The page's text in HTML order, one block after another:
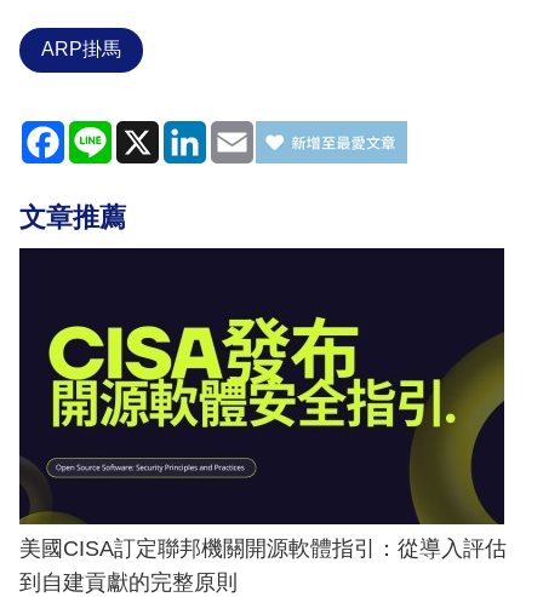
ARP掛馬
Facebook
Line X LinkedIn
Email
文章推薦
美國CISA訂定聯邦機關開源軟體指引：從導入評估
到自建貢獻的完整原則